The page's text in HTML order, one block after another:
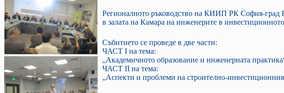
Регионалното ръководство на КИИП РК София-град
в залата на Камара на инженерите в
Събитието се проведе в две части:
ЧАСТ I на тема:
„Академичното образование и инженерната
ЧАСТ II на тема:
„Аспекти и проблеми на строително-